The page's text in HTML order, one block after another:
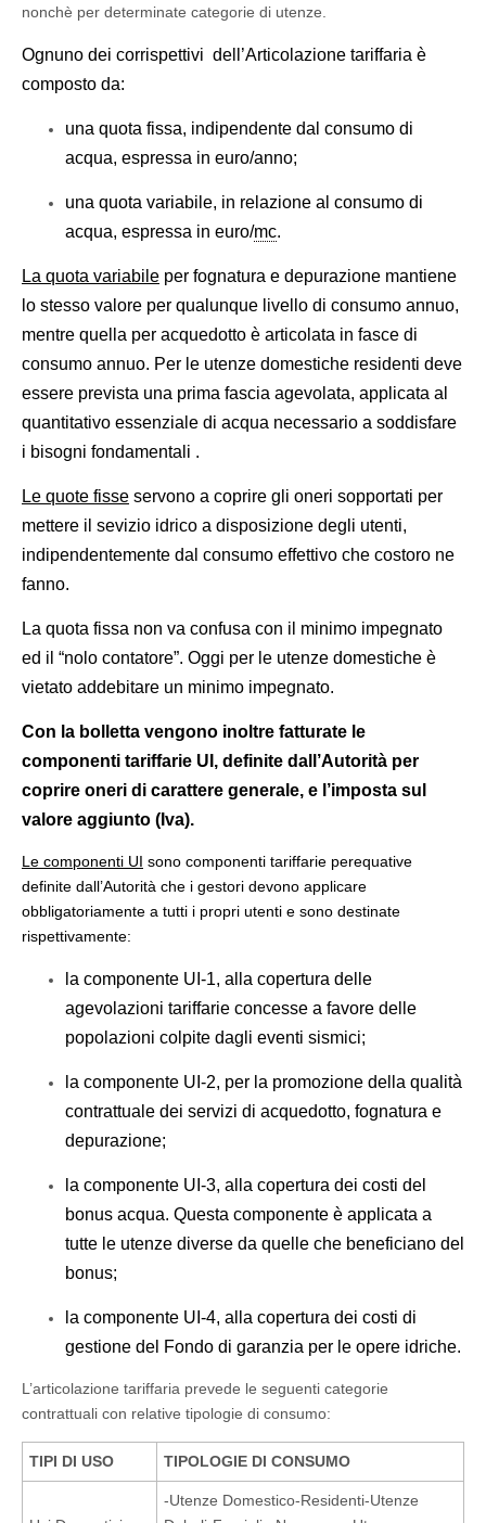
nonchè per determinate categorie di utenze.
Ognuno dei corrispettivi dell’Articolazione tariffaria è
composto da:
una quota fissa, indipendente dal consumo di
acqua, espressa in euro/anno;
una quota variabile, in relazione al consumo di
acqua, espressa in euro/mc.
La quota variabile per fognatura e depurazione mantiene
lo stesso valore per qualunque livello di consumo annuo,
mentre quella per acquedotto è articolata in fasce di
consumo annuo. Per le utenze domestiche residenti deve
essere prevista una prima fascia agevolata, applicata al
quantitativo essenziale di acqua necessario a soddisfare
i bisogni fondamentali .
Le quote fisse servono a coprire gli oneri sopportati per
mettere il sevizio idrico a disposizione degli utenti,
indipendentemente dal consumo effettivo che costoro ne
fanno.
La quota fissa non va confusa con il minimo impegnato
ed il “nolo contatore”. Oggi per le utenze domestiche è
vietato addebitare un minimo impegnato.
Con la bolletta vengono inoltre fatturate le
componenti tariffarie UI, definite dall’Autorità per
coprire oneri di carattere generale, e l’imposta sul
valore aggiunto (Iva).
Le componenti UI sono componenti tariffarie perequative
definite dall’Autorità che i gestori devono applicare
obbligatoriamente a tutti i propri utenti e sono destinate
rispettivamente:
la componente UI-1, alla copertura delle
agevolazioni tariffarie concesse a favore delle
popolazioni colpite dagli eventi sismici;
la componente UI-2, per la promozione della qualità
contrattuale dei servizi di acquedotto, fognatura e
depurazione;
la componente UI-3, alla copertura dei costi del
bonus acqua. Questa componente è applicata a
tutte le utenze diverse da quelle che beneficiano del
bonus;
la componente UI-4, alla copertura dei costi di
gestione del Fondo di garanzia per le opere idriche.
L’articolazione tariffaria prevede le seguenti categorie
contrattuali con relative tipologie di consumo:
TIPI DI USO TIPOLOGIE DI CONSUMO
-Utenze Domestico-Residenti-Utenze